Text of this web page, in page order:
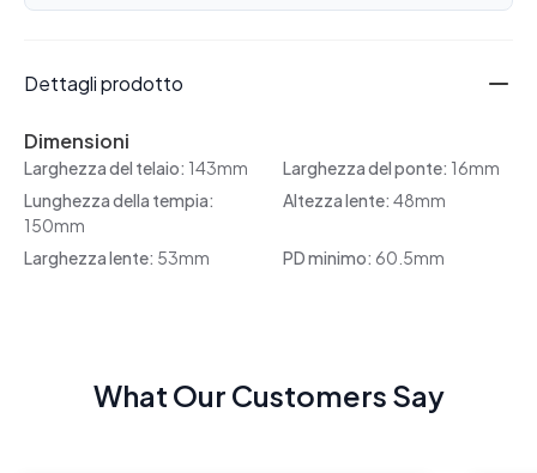
Dettagli prodotto
Dimensioni
Larghezza del telaio: 143mm Larghezza del ponte: 16mm
Lunghezza della tempia:
150mm
Altezza lente: 48mm
Larghezza lente: 53mm PD minimo: 60.5mm
What Our Customers Say